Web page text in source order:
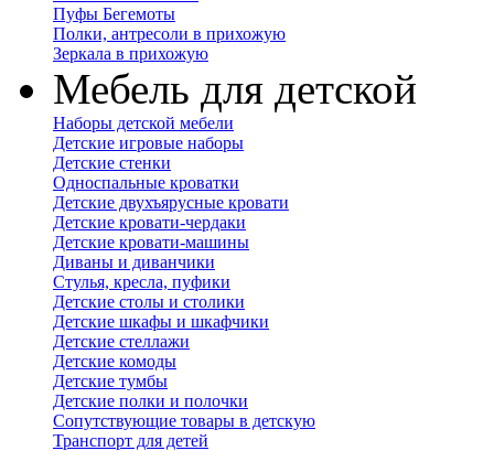
Пуфы Бегемоты
Полки, антресоли в прихожую
Зеркала в прихожую
Мебель для детской
Наборы детской мебели
Детские игровые наборы
Детские стенки
Односпальные кроватки
Детские двухъярусные кровати
Детские кровати-чердаки
Детские кровати-машины
Диваны и диванчики
Стулья, кресла, пуфики
Детские столы и столики
Детские шкафы и шкафчики
Детские стеллажи
Детские комоды
Детские тумбы
Детские полки и полочки
Сопутствующие товары в детскую
Транспорт для детей